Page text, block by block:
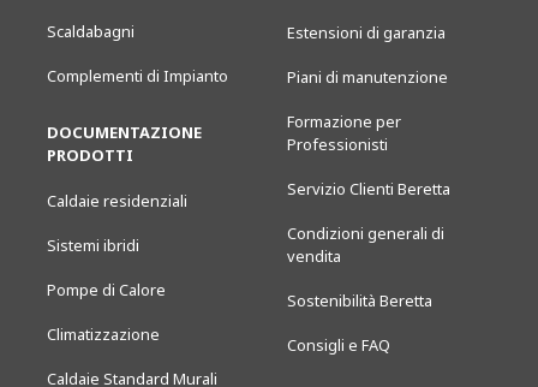
Scaldabagni
Complementi di Impianto
DOCUMENTAZIONE
PRODOTTI
Caldaie residenziali
Sistemi ibridi
Pompe di Calore
Climatizzazione
Caldaie Standard Murali
Estensioni di garanzia
Piani di manutenzione
Formazione per
Professionisti
Servizio Clienti Beretta
Condizioni generali di
vendita
Sostenibilità Beretta
Consigli e FAQ